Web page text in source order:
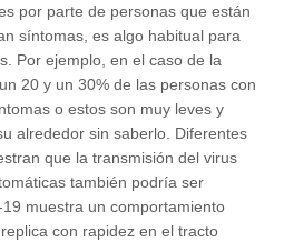
por parte de personas que están
síntomas, es algo habitual para
Por ejemplo, en el caso de la
20 y un 30% de las personas con
o estos son muy leves y
alrededor sin saberlo. Diferentes
que la transmisión del virus
también podría ser
muestra un comportamiento
con rapidez en el tracto